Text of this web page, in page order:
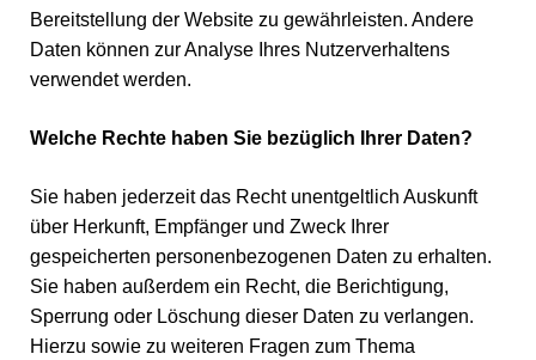
Bereitstellung der Website zu gewährleisten. Andere
Daten können zur Analyse Ihres Nutzerverhaltens
verwendet werden.
Welche Rechte haben Sie bezüglich Ihrer Daten?
Sie haben jederzeit das Recht unentgeltlich Auskunft
über Herkunft, Empfänger und Zweck Ihrer
gespeicherten personenbezogenen Daten zu erhalten.
Sie haben außerdem ein Recht, die Berichtigung,
Sperrung oder Löschung dieser Daten zu verlangen.
Hierzu sowie zu weiteren Fragen zum Thema